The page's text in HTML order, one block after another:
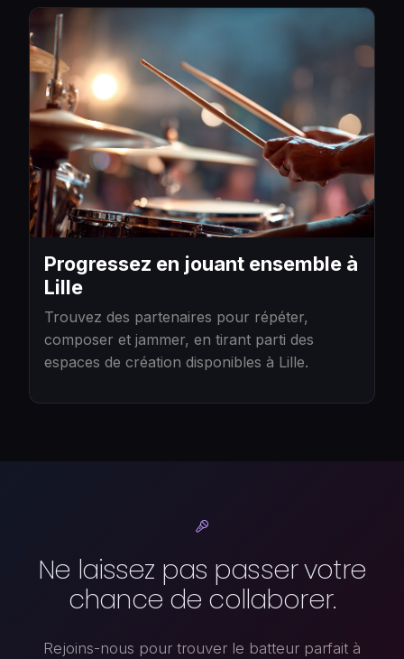
Progressez en jouant ensemble à
Lille
Trouvez des partenaires pour répéter,
composer et jammer, en tirant parti des
espaces de création disponibles à Lille.
Ne laissez pas passer votre
chance de collaborer.
Rejoins-nous pour trouver le batteur parfait à